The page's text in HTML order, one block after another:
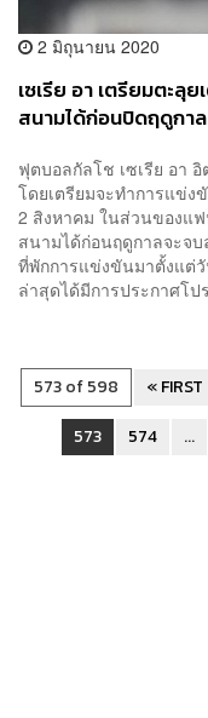
2 มิถุนายน 2020
เซเรีย อา เตรียมตะลุ
สนามได้ก่อนปิดฤดูกาล
ฟุตบอลกัลโช เซเรีย อา
โดยเตรียมจะทำการแข่
2 สิงหาคม ในส่วนของแ
สนามได้ก่อนฤดูกาลจะจ
ที่พักการแข่งขันมาตั้งแต่
ล่าสุดได้มีการประกาศโป
573 of 598 « FIRST
573
574 ...